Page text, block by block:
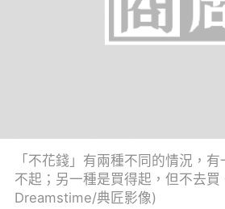
「不花錢」有兩種不同的情況，
不起；另一種是買得起，但不去買
Dreamstime/典匠影像)